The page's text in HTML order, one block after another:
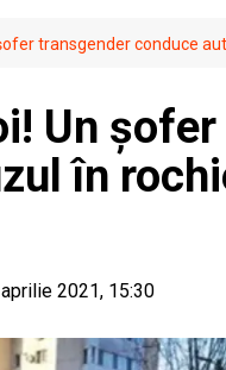
transgender conduce
Un
în
2021, 15:30